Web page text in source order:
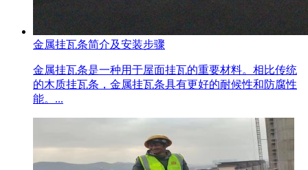
金属挂瓦条简介及安装步骤
金属挂瓦条是一种用于屋面挂瓦的重要材料。相比传统
的木质挂瓦条，金属挂瓦条具有更好的耐候性和防腐性
能。...